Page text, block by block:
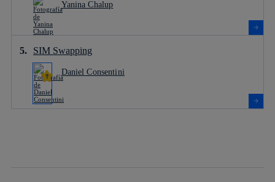
Yanina Chalup
SIM Swapping
Daniel Consentini